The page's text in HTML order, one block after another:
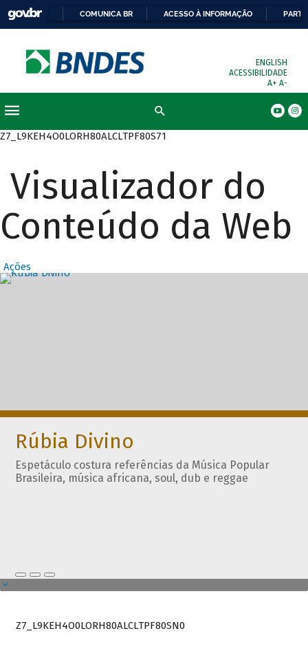
COMUNICA BR ACESSO À INFORMAÇÃO
ENGLISH
ACESSIBILIDADE
A+ A-
Z7_L9KEH4O0LORH80ALCLTPF80S71
Visualizador do
Conteúdo da Web
Ações
Destaques
Rúbia Divino
Espetáculo costura referências da Música Popular
Brasileira, música africana, soul, dub e reggae
Z7_L9KEH4O0LORH80ALCLTPF80SN0